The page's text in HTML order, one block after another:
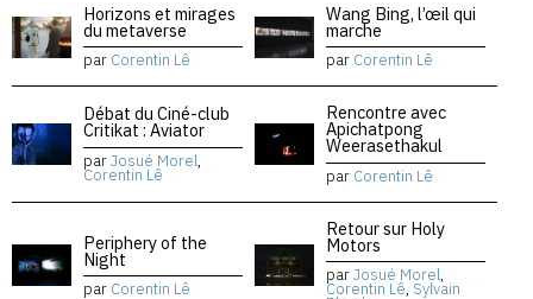
Horizons et mirages
du metaverse
par Corentin Lê
Wang Bing, l’œil qui
marche
par Corentin Lê
Débat du Ciné-club
Critikat : Aviator
parJosué Morel,
Corentin Lê
Rencontre avec
Apichatpong
Weerasethakul
par Corentin Lê
Periphery of the
Night
par Corentin Lê
Retour sur Holy
Motors
parJosué Morel,
Corentin Lê, Sylvain